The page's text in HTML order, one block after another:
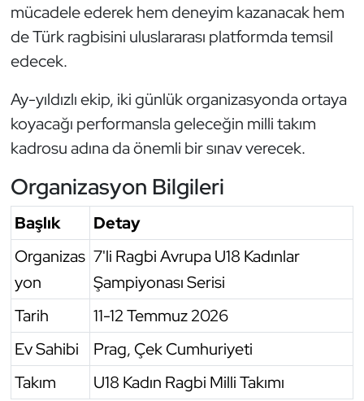
mücadele ederek hem deneyim kazanacak hem
de Türk ragbisini uluslararası platformda temsil
edecek.
Ay-yıldızlı ekip, iki günlük organizasyonda ortaya
koyacağı performansla geleceğin milli takım
kadrosu adına da önemli bir sınav verecek.
Organizasyon Bilgileri
Başlık
Detay
Organizas
yon
7'li Ragbi Avrupa U18 Kadınlar
Şampiyonası Serisi
Tarih
11-12 Temmuz 2026
Ev Sahibi
Prag, Çek Cumhuriyeti
Takım
U18 Kadın Ragbi Milli Takımı
Optimist
Oryantiring
Özel Sporcular
Paralimpik
Ragbi
Satranç
Su Topu
Sualtı Sporları
Tekvando
Tenis